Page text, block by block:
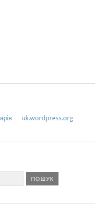
uk.wordpress.org